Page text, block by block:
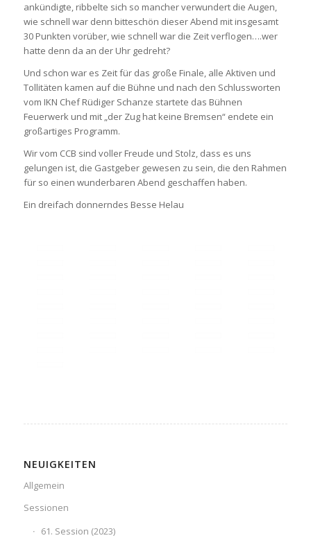
ankündigte, ribbelte sich so mancher verwundert die Augen,
wie schnell war denn bitteschön dieser Abend mit insgesamt
30 Punkten vorüber, wie schnell war die Zeit verflogen….wer
hatte denn da an der Uhr gedreht?
Und schon war es Zeit für das große Finale, alle Aktiven und
Tollitäten kamen auf die Bühne und nach den Schlussworten
vom IKN Chef Rüdiger Schanze startete das Bühnen
Feuerwerk und mit „der Zug hat keine Bremsen“ endete ein
großartiges Programm.
Wir vom CCB sind voller Freude und Stolz, dass es uns
gelungen ist, die Gastgeber gewesen zu sein, die den Rahmen
für so einen wunderbaren Abend geschaffen haben.
Ein dreifach donnerndes Besse Helau
NEUIGKEITEN
Allgemein
Sessionen
61. Session (2023)